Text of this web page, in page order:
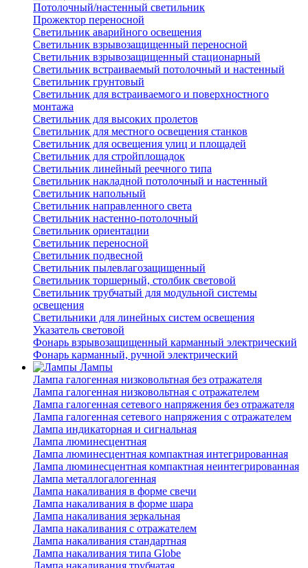
Потолочный/настенный светильник
Прожектор переносной
Светильник аварийного освещения
Светильник взрывозащищенный переносной
Светильник взрывозащищенный стационарный
Светильник встраиваемый потолочный и настенный
Светильник грунтовый
Светильник для встраиваемого и поверхностного
монтажа
Светильник для высоких пролетов
Светильник для местного освещения станков
Светильник для освещения улиц и площадей
Светильник для стройплощадок
Светильник линейный реечного типа
Светильник накладной потолочный и настенный
Светильник напольный
Светильник направленного света
Светильник настенно-потолочный
Светильник ориентации
Светильник переносной
Светильник подвесной
Светильник пылевлагозащищенный
Светильник торшерный, столбик световой
Светильник трубчатый для модульной системы
освещения
Светильники для линейных систем освещения
Указатель световой
Фонарь взрывозащищенный карманный электрический
Фонарь карманный, ручной электрический
Лампы
Лампа галогенная низковольтная без отражателя
Лампа галогенная низковольтная с отражателем
Лампа галогенная сетевого напряжения без отражателя
Лампа галогенная сетевого напряжения с отражателем
Лампа индикаторная и сигнальная
Лампа люминесцентная
Лампа люминесцентная компактная интегрированная
Лампа люминесцентная компактная неинтегрированная
Лампа металлогалогенная
Лампа накаливания в форме свечи
Лампа накаливания в форме шара
Лампа накаливания зеркальная
Лампа накаливания с отражателем
Лампа накаливания стандартная
Лампа накаливания типа Globe
Лампа накаливания трубчатая